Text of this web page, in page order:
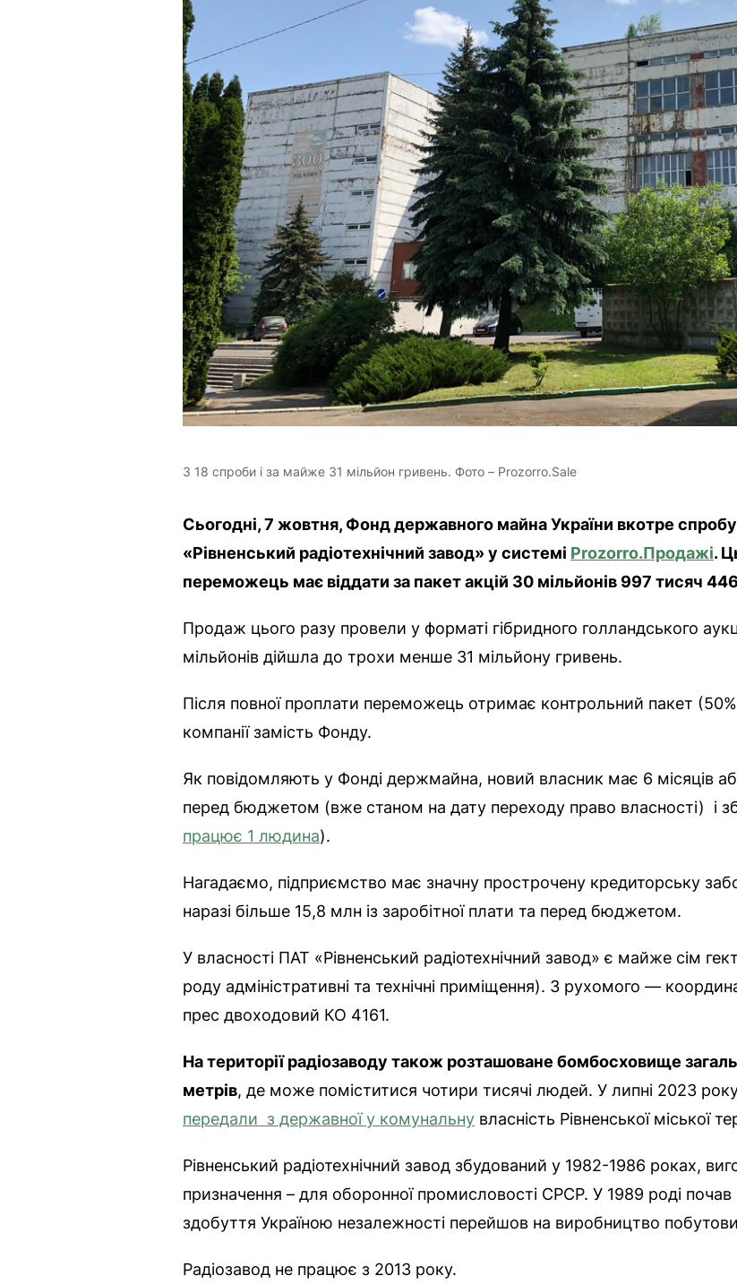
З 18 спроби і за майже 31 мільйон гривень. Фото – Prozorro.Sale
Сьогодні, 7 жовтня, Фонд державного майна України вкотре
«Рівненський радіотехнічний завод» у системі Prozorro.Продажі.
переможець має віддати за пакет акцій 30 мільйонів 997 тисяч
Продаж цього разу провели у форматі гібридного голландського
мільйонів дійшла до трохи менше 31 мільйону гривень.
Після повної проплати переможець отримає контрольний пакет
компанії замість Фонду.
Як повідомляють у Фонді держмайна, новий власник має 6 місяців
перед бюджетом (вже станом на дату переходу право власності) і
працює 1 людина).
Нагадаємо, підприємство має значну прострочену кредиторську
наразі більше 15,8 млн із заробітної плати та перед бюджетом.
У власності ПАТ «Рівненський радіотехнічний завод» є майже сім
роду адміністративні та технічні приміщення). З рухомого —
прес двоходовий КО 4161.
На території радіозаводу також розташоване бомбосховище
метрів, де може поміститися чотири тисячі людей. У липні 2023
передали з державної у комунальну власність Рівненської міської
Рівненський радіотехнічний завод збудований у 1982-1986 роках,
призначення – для оборонної промисловості СРСР. У 1989 роді почав
здобуття Україною незалежності перейшов на виробництво
Радіозавод не працює з 2013 року.